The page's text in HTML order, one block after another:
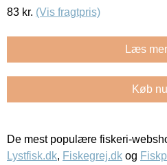
83 kr. (Vis fragtpris)
Læs
Køb
De mest populære fiskeri-
Lystfisk.dk, Fiskegrej.dk og